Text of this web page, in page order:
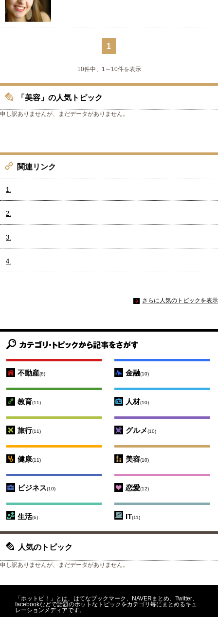
1
10件中、1～10件を表示
「美容」の人気トピック
申し訳ありませんが、まだデータがありません。
関連リンク
1.
2.
3.
4.
さらに人気のトピックを表示
不動産(8) 金融(10)
教育(11) 人材(10)
旅行(11) グルメ(10)
健康(11) 美容(10)
ビジネス(10) 恋愛(12)
生活(6) IT(11)
人気のトピック
申し訳ありませんが、まだデータがありません。
「ホットピ！」とは、はてなブックマーク、NAVERまとめ、Twitter、
facebookなどで話題のホットなトピックをカテゴリ毎にまとめるキュ
レーションメディアです。